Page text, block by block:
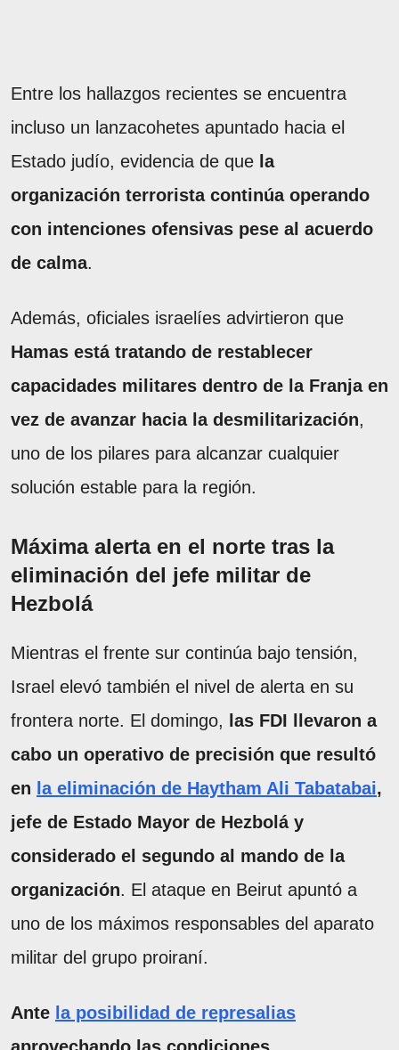
Entre los hallazgos recientes se encuentra
incluso un lanzacohetes apuntado hacia el
Estado judío, evidencia de que la
organización terrorista continúa operando
con intenciones ofensivas pese al acuerdo
de calma.
Además, oficiales israelíes advirtieron que
Hamas está tratando de restablecer
capacidades militares dentro de la Franja en
vez de avanzar hacia la desmilitarización,
uno de los pilares para alcanzar cualquier
solución estable para la región.
Máxima alerta en el norte tras la
eliminación del jefe militar de
Hezbolá
Mientras el frente sur continúa bajo tensión,
Israel elevó también el nivel de alerta en su
frontera norte. El domingo,
las FDI llevaron a
cabo un operativo de precisión que resultó
en la eliminación de Haytham Ali Tabatabai,
jefe de Estado Mayor de Hezbolá y
considerado el segundo al mando de la
organización. El ataque en Beirut apuntó a
uno de los máximos responsables del aparato
militar del grupo proiraní.
Ante la posibilidad de represalias